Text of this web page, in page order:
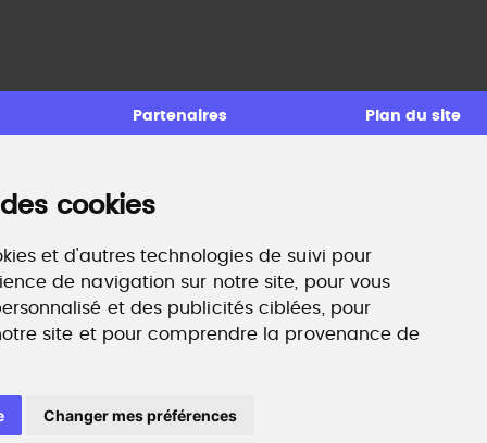
cookies
et d'autres technologies de suivi pour
de navigation sur notre site, pour vous
et des publicités ciblées, pour
site et pour comprendre la provenance de
Changer mes préférences
Partenaires Plan du site
professionnel
d'emploi, entretien conseil.
competences.com